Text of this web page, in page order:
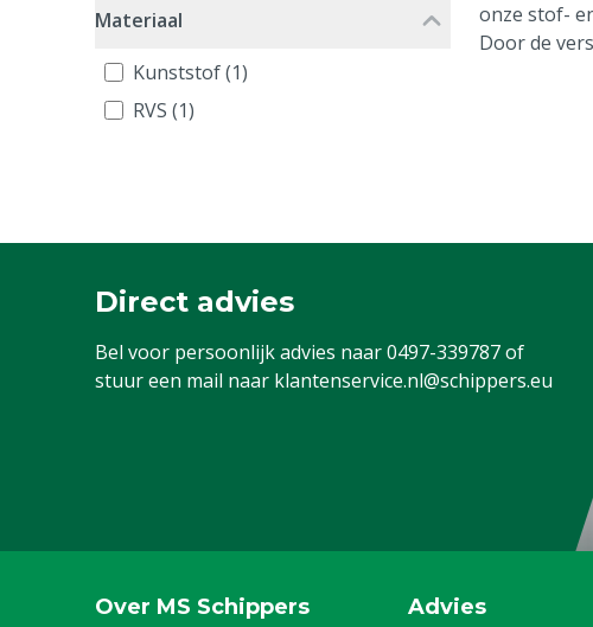
Materiaal
Kunststof (1)
RVS (1)
onze stof-
Door de
Direct advies
Bel voor persoonlijk advies naar0497-339787of
stuur een mail naar klantenservice.nl@schippers.eu
Over MS Schippers Advies